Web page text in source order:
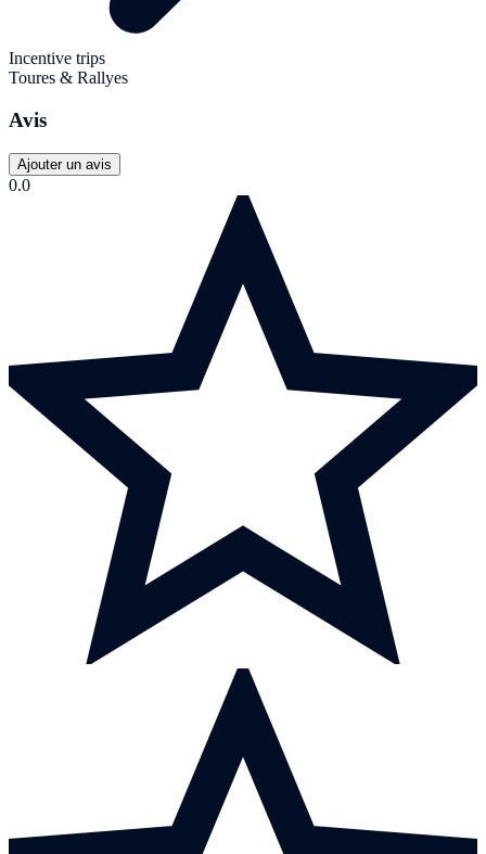
Incentive trips
Toures & Rallyes
Avis
Ajouter un avis
0.0